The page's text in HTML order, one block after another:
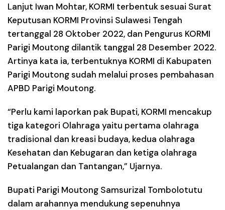
Lanjut Iwan Mohtar, KORMI terbentuk sesuai Surat
Keputusan KORMI Provinsi Sulawesi Tengah
tertanggal 28 Oktober 2022, dan Pengurus KORMI
Parigi Moutong dilantik tanggal 28 Desember 2022.
Artinya kata ia, terbentuknya KORMI di Kabupaten
Parigi Moutong sudah melalui proses pembahasan
APBD Parigi Moutong.
“Perlu kami laporkan pak Bupati, KORMI mencakup
tiga kategori Olahraga yaitu pertama olahraga
tradisional dan kreasi budaya, kedua olahraga
Kesehatan dan Kebugaran dan ketiga olahraga
Petualangan dan Tantangan,” Ujarnya.
Bupati Parigi Moutong Samsurizal Tombolotutu
dalam arahannya mendukung sepenuhnya